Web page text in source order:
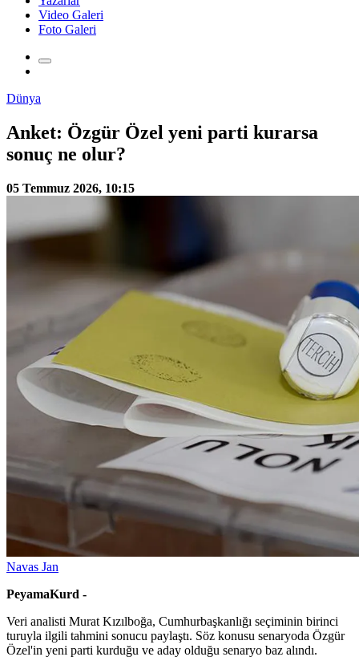
Video Galeri
Foto Galeri
Dünya
Anket: Özgür Özel yeni parti kurarsa
sonuç ne olur?
05 Temmuz 2026, 10:15
Navas Jan
PeyamaKurd -
Veri analisti Murat Kızılboğa, Cumhurbaşkanlığı seçiminin birinci
turuyla ilgili tahmini sonucu paylaştı. Söz konusu senaryoda Özgür
Özel'in yeni parti kurduğu ve aday olduğu senaryo baz alındı.